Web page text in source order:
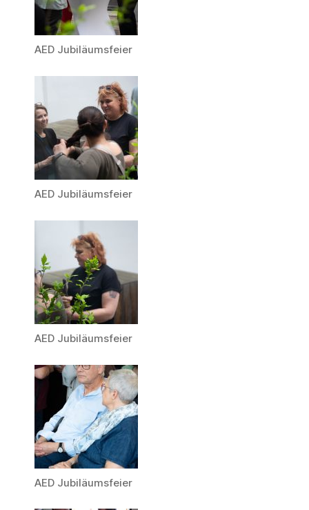
AED Jubiläumsfeier
AED Jubiläumsfeier
AED Jubiläumsfeier
AED Jubiläumsfeier